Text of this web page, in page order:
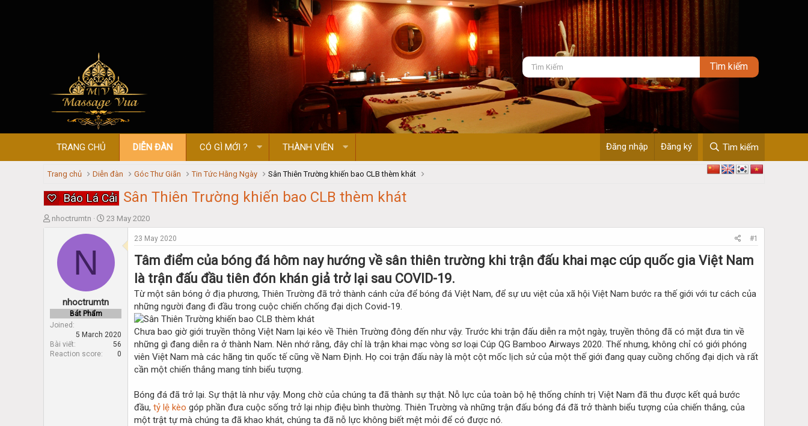
TRANG CHỦ DIỄN ĐÀN CÓ GÌ MỚI ? THÀNH VIÊN Đăng nhập Đăng ký Tìm kiếm
Trang chủ Diễn đàn Góc Thư Giãn Tin Tức Hằng Ngày Sân Thiên Trường khiến bao CLB thèm khát
Báo Lá Cải Sân Thiên Trường khiến bao CLB thèm khát
T
t
r
nhoctrumtn
S
a
a
e
23 May 2020
N
nhoctrumtn
Bát Phẩm
Joined
5 March 2020
Bài viết
56
Reaction score
0
23 May 2020 #1
Tâm điểm của bóng đá hôm nay hướng về sân thiên trường khi trận đấu khai mạc cúp quốc gia Việt Nam
là trận đấu đầu tiên đón khán giả trở lại sau COVID-19.
Từ một sân bóng ở địa phương, Thiên Trường đã trở thành cánh cửa để bóng đá Việt Nam, để sự ưu việt của xã hội Việt Nam bước ra thế giới với tư cách của
những người đang đi đầu trong cuộc chiến chống đại dịch Covid-19.
Chưa bao giờ giới truyền thông Việt Nam lại kéo về Thiên Trường đông đến như vậy. Trước khi trận đấu diễn ra một ngày, truyền thông đã có mặt đưa tin về
những gì đang diễn ra ở thành Nam. Nên nhớ rằng, đây chỉ là trận khai mạc vòng sơ loại Cúp QG Bamboo Airways 2020. Thế nhưng, không chỉ có giới phóng
viên Việt Nam mà các hãng tin quốc tế cũng về Nam Định. Họ coi trận đấu này là một cột mốc lịch sử của một thế giới đang quay cuồng chống đại dịch và rất
cần một chiến thắng mang tính biểu tượng.
Bóng đá đã trở lại. Sự thật là như vậy. Mong chờ của chúng ta đã thành sự thật. Nỗ lực của toàn bộ hệ thống chính trị Việt Nam đã thu được kết quả bước
đầu, tỷ lệ kèo góp phần đưa cuộc sống trở lại nhịp điệu bình thường. Thiên Trường và những trận đấu bóng đá đã trở thành biểu tượng của chiến thắng, của
một trật tự mà chúng ta đã khao khát, chúng ta đã nỗ lực không biết mệt mỏi để có được nó.